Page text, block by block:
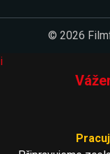
© 2026
i